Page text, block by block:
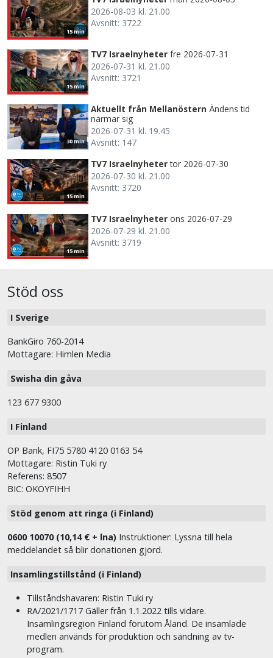
15 min
2026-08-03 kl. 21.00
Avsnitt: 3722
15 min
TV7 Israelnyheter fre 2026-07-31
2026-07-31 kl. 21.00
Avsnitt: 3721
30 min
Aktuellt från Mellanöstern Ändens tid
närmar sig
2026-07-31 kl. 19.45
Avsnitt: 147
15 min
TV7 Israelnyheter tor 2026-07-30
2026-07-30 kl. 21.00
Avsnitt: 3720
15 min
TV7 Israelnyheter ons 2026-07-29
2026-07-29 kl. 21.00
Avsnitt: 3719
Stöd oss
I Sverige
BankGiro 760-2014
Mottagare: Himlen Media
Swisha din gåva
123 677 9300
I Finland
OP Bank, FI75 5780 4120 0163 54
Mottagare: Ristin Tuki ry
Referens: 8507
BIC: OKOYFIHH
Stöd genom att ringa (i Finland)
0600 10070 (10,14 € + lna) Instruktioner: Lyssna till hela
meddelandet så blir donationen gjord.
Insamlingstillstånd (i Finland)
Tillståndshavaren: Ristin Tuki ry
RA/2021/1717 Gäller från 1.1.2022 tills vidare.
Insamlingsregion Finland förutom Åland. De insamlade
medlen används för produktion och sändning av tv-
program.